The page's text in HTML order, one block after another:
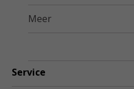
Meer
Service